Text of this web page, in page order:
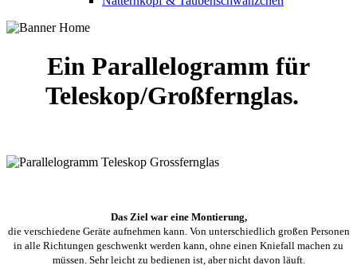
Ein Parallelogramm für
Teleskop/Großfernglas.
Das Ziel war eine Montierung,
die verschiedene Geräte aufnehmen kann. Von unterschiedlich großen Personen
in alle Richtungen geschwenkt werden kann, ohne einen Kniefall machen zu
müssen. Sehr leicht zu bedienen ist, aber nicht davon läuft.